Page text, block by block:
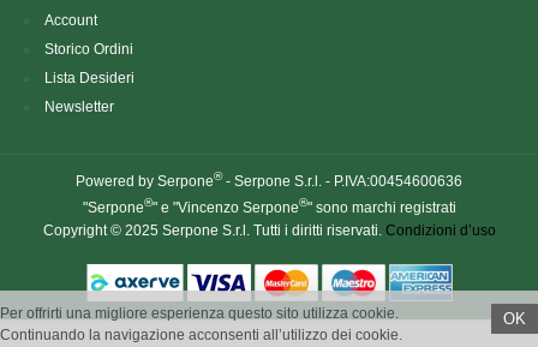
Account
Storico Ordini
Lista Desideri
Newsletter
Powered by Serpone®- Serpone S.r.l. - P.IVA:00454600636
"Serpone®" e "Vincenzo Serpone®" sono marchi registrati
Copyright © 2025 Serpone S.r.l. Tutti i diritti riservati. Condizioni d’uso
OK
Per offrirti una migliore esperienza questo sito utilizza cookie.
Continuando la navigazione acconsenti all’utilizzo dei cookie.